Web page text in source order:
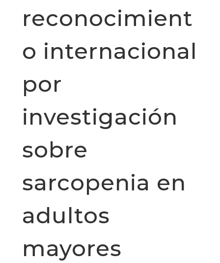
reconocimient
o internacional
por
investigación
sobre
sarcopenia en
adultos
mayores